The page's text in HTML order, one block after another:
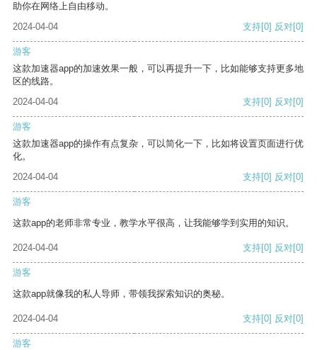
助你在网络上自由移动。
2024-04-04
支持[0] 反对[0]
游客
这款加速器app的加速效果一般，可以再提升一下，比如能够支持更多地
区的线路。
2024-04-04
支持[0] 反对[0]
游客
这款加速器app的操作有点复杂，可以简化一下，比如将设置页面进行优
化。
2024-04-04
支持[0] 反对[0]
游客
这款app的老师非常专业，教学水平很高，让我能够学到实用的知识。
2024-04-04 支持[0] 反对[0]
游客
这款app就像我的私人导师，带领我探索知识的奥秘。
2024-04-04 支持[0] 反对[0]
游客